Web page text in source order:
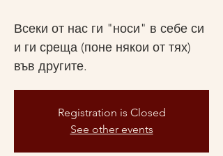
Всеки от нас ги "носи" в себе си
и ги среща (поне някои от тях)
във другите.
Registration is Closed
See other events